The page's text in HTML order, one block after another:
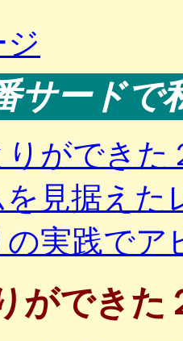
ジ
サードで
ができた
見据えた
実践でア
ができた